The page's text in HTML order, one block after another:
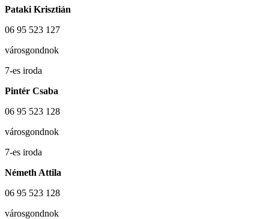
Pataki Krisztián
06 95 523 127
városgondnok
7-es iroda
Pintér Csaba
06 95 523 128
városgondnok
7-es iroda
Németh Attila
06 95 523 128
városgondnok